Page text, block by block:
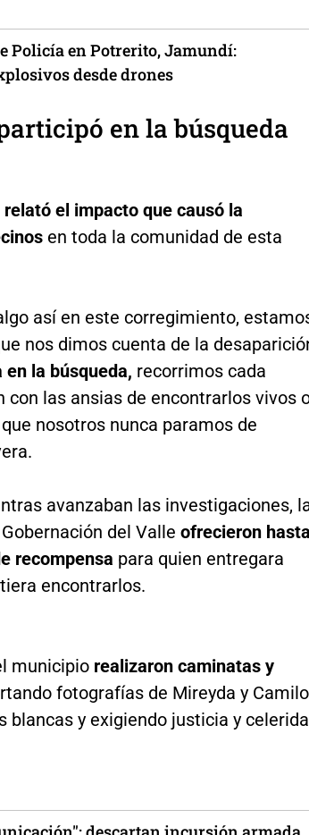
Policía en Potrerito, Jamundí:
desde drones
en la búsqueda
relató el impacto que causó la
en toda la comunidad de esta
así en este corregimiento,
nos dimos cuenta de la
la búsqueda, recorrimos cada
con las ansias de encontrarlos vivos
nosotros nunca paramos de
avanzaban las investigaciones,
del Valle ofrecieron
recompensa para quien entregara
encontrarlos.
municipio realizaron caminatas y
fotografías de Mireyda y
blancas y exigiendo justicia y